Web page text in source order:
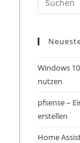
Windows
nutzen
pfsense –
erstellen
Home